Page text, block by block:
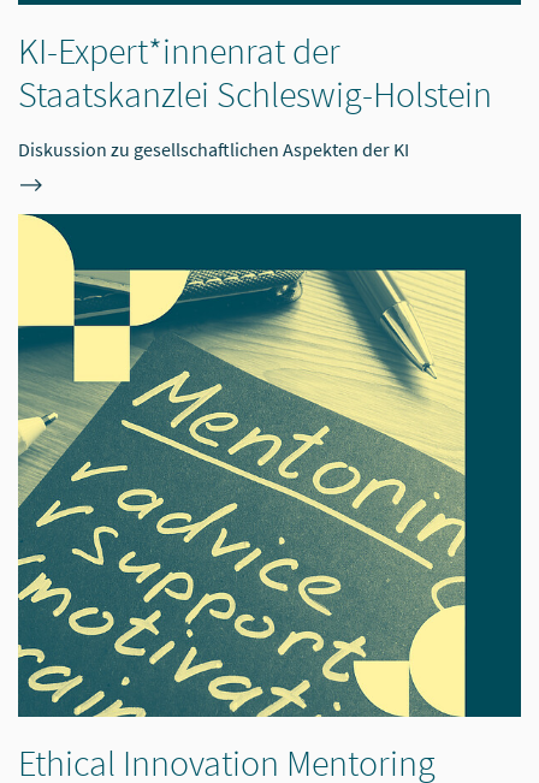
KI-Expert*innenrat der
Staatskanzlei Schleswig-Holstein
Diskussion zu gesellschaftlichen Aspekten der KI
Ethical Innovation Mentoring